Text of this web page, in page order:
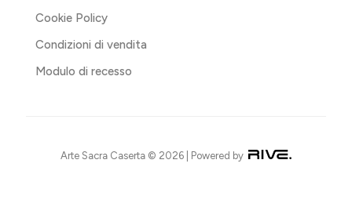
Cookie Policy
Condizioni di vendita
Modulo di recesso
Arte Sacra Caserta © 2026 | Powered by